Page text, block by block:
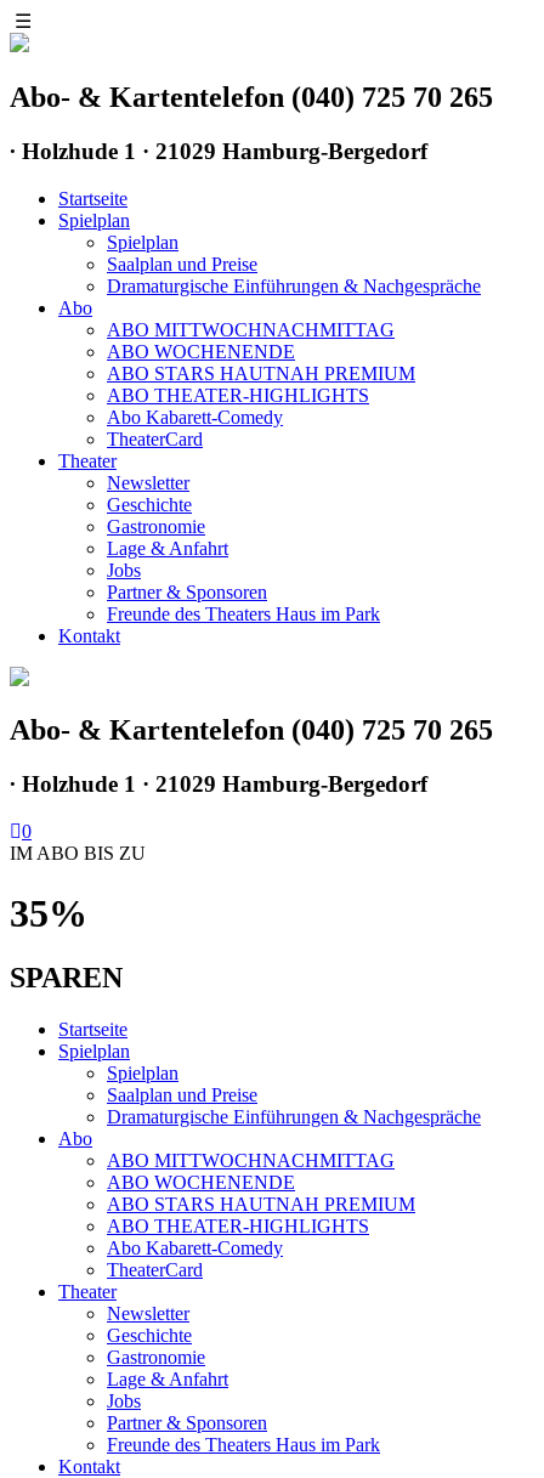
☰
Abo- & Kartentelefon (040) 725 70 265
∙ Holzhude 1 · 21029 Hamburg-Bergedorf
Startseite
Spielplan
Spielplan
Saalplan und Preise
Dramaturgische Einführungen & Nachgespräche
Abo
ABO MITTWOCHNACHMITTAG
ABO WOCHENENDE
ABO STARS HAUTNAH PREMIUM
ABO THEATER-HIGHLIGHTS
Abo Kabarett-Comedy
TheaterCard
Theater
Newsletter
Geschichte
Gastronomie
Lage & Anfahrt
Jobs
Partner & Sponsoren
Freunde des Theaters Haus im Park
Kontakt
Abo- & Kartentelefon (040) 725 70 265
∙ Holzhude 1 · 21029 Hamburg-Bergedorf
0
IM ABO BIS ZU
35%
SPAREN
Startseite
Spielplan
Spielplan
Saalplan und Preise
Dramaturgische Einführungen & Nachgespräche
Abo
ABO MITTWOCHNACHMITTAG
ABO WOCHENENDE
ABO STARS HAUTNAH PREMIUM
ABO THEATER-HIGHLIGHTS
Abo Kabarett-Comedy
TheaterCard
Theater
Newsletter
Geschichte
Gastronomie
Lage & Anfahrt
Jobs
Partner & Sponsoren
Freunde des Theaters Haus im Park
Kontakt